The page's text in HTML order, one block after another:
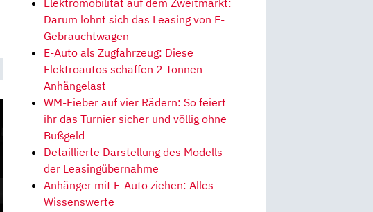
Elektromobilität auf dem Zweitmarkt:
Darum lohnt sich das Leasing von E-
Gebrauchtwagen
E-Auto als Zugfahrzeug: Diese
Elektroautos schaffen 2 Tonnen
Anhängelast
WM-Fieber auf vier Rädern: So feiert
ihr das Turnier sicher und völlig ohne
Bußgeld
Detaillierte Darstellung des Modells
der Leasingübernahme
Anhänger mit E-Auto ziehen: Alles
Wissenswerte